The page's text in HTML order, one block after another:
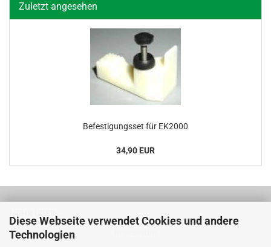
Diese Webseite verwendet Cookies und andere
Technologien
Zuletzt angesehen
Be­fes­ti­gungs­set für EK2000
34,90 EUR